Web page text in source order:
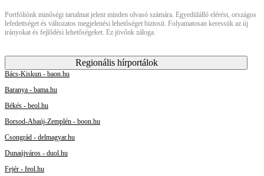
Portfóliónk minőségi tartalmat jelent minden olvasó számára. Egyedülálló elérést, országos
lefedettséget és változatos megjelenési lehetőséget biztosít. Folyamatosan keressük az új
irányokat és fejlődési lehetőségeket. Ez jövőnk záloga.
Regionális hírportálok
Bács-Kiskun - baon.hu
Baranya - bama.hu
Békés - beol.hu
Borsod-Abaúj-Zemplén - boon.hu
Csongrád - delmagyar.hu
Dunaújváros - duol.hu
Fejér - feol.hu